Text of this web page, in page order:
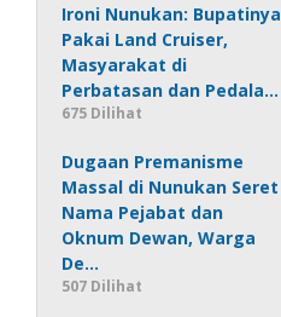
Ironi Nunukan: Bupatinya
Pakai Land Cruiser,
Masyarakat di
Perbatasan dan Pedala…
675 Dilihat
Dugaan Premanisme
Massal di Nunukan Seret
Nama Pejabat dan
Oknum Dewan, Warga
De…
507 Dilihat